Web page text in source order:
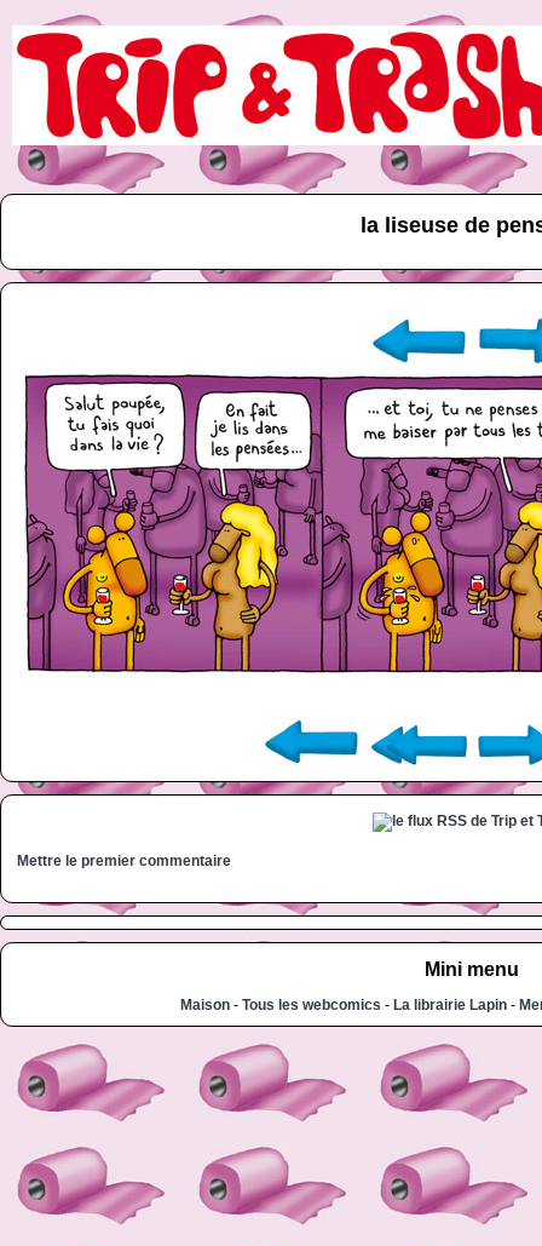
la liseuse de
Mettre le premier commentaire
Mini menu
Maison- Tous les webcomics - La librairie Lapin-